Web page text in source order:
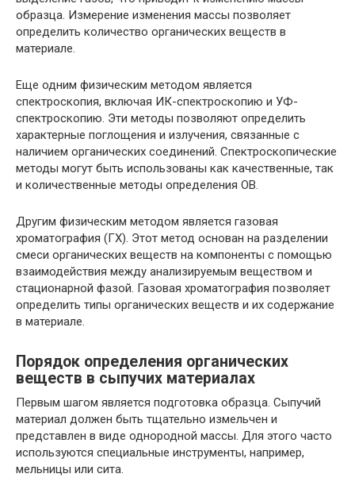
образца. Измерение изменения массы позволяет
определить количество органических веществ в
материале.
Еще одним физическим методом является
спектроскопия, включая ИК-спектроскопию и УФ-
спектроскопию. Эти методы позволяют определить
характерные поглощения и излучения, связанные с
наличием органических соединений. Спектроскопические
методы могут быть использованы как качественные, так
и количественные методы определения ОВ.
Другим физическим методом является газовая
хроматография (ГХ). Этот метод основан на разделении
смеси органических веществ на компоненты с помощью
взаимодействия между анализируемым веществом и
стационарной фазой. Газовая хроматография позволяет
определить типы органических веществ и их содержание
в материале.
Порядок определения органических
веществ в сыпучих материалах
Первым шагом является подготовка образца. Сыпучий
материал должен быть тщательно измельчен и
представлен в виде однородной массы. Для этого часто
используются специальные инструменты, например,
мельницы или сита.